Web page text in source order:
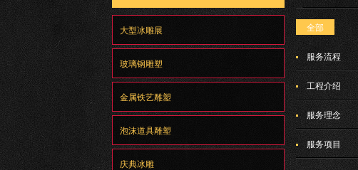
全部
服务流程
工程介绍
服务理念
服务项目
大型冰雕展
玻璃钢雕塑
金属铁艺雕塑
泡沫道具雕塑
庆典冰雕